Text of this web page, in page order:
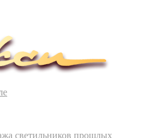
светильников прошлых